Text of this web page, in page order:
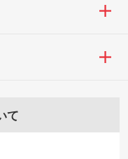
て